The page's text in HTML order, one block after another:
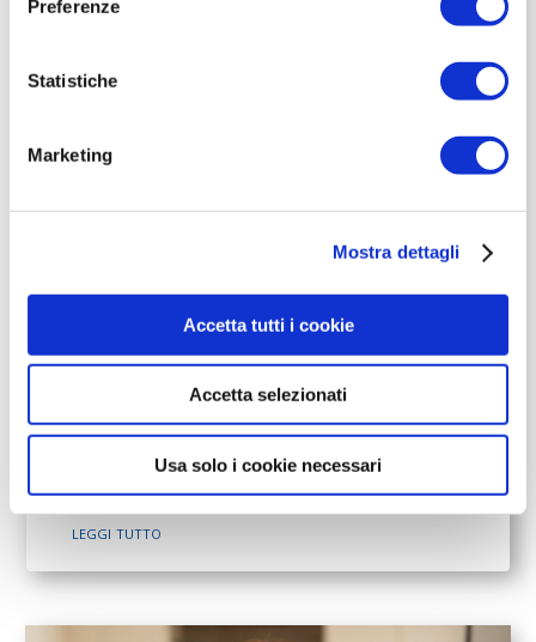
Preferenze
Statistiche
Marketing
Mostra dettagli
Accetta tutti i cookie
Accetta selezionati
Usa solo i cookie necessari
Come funziona l’aumento gratuito
del contatore da 3 a 6 kW?
Giu 24, 2026
Sentire parlare di aumento gratuito del
contatore da 3 a 6 kW può sembrare una
notizia perfetta per chi usa molta energia
in casa, ha un’auto elettrica da...
leggi tutto